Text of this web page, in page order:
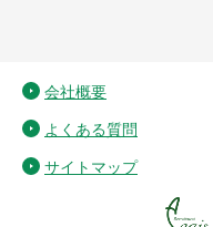
会社概要
よくある質問
サイトマップ